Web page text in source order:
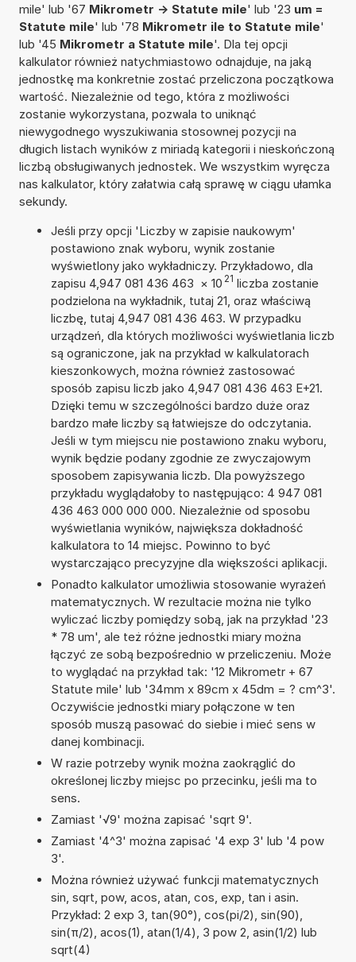
mile' lub '67 Mikrometr -> Statute mile' lub '23 um =
Statute mile' lub '78 Mikrometr ile to Statute mile'
lub '45 Mikrometr a Statute mile'. Dla tej opcji
kalkulator również natychmiastowo odnajduje, na jaką
jednostkę ma konkretnie zostać przeliczona początkowa
wartość. Niezależnie od tego, która z możliwości
zostanie wykorzystana, pozwala to uniknąć
niewygodnego wyszukiwania stosownej pozycji na
długich listach wyników z miriadą kategorii i nieskończoną
liczbą obsługiwanych jednostek. We wszystkim wyręcza
nas kalkulator, który załatwia całą sprawę w ciągu ułamka
sekundy.
Jeśli przy opcji 'Liczby w zapisie naukowym'
postawiono znak wyboru, wynik zostanie
wyświetlony jako wykładniczy. Przykładowo, dla
zapisu 4,947 081 436 463 × 10 21 liczba zostanie
podzielona na wykładnik, tutaj 21, oraz właściwą
liczbę, tutaj 4,947 081 436 463. W przypadku
urządzeń, dla których możliwości wyświetlania liczb
są ograniczone, jak na przykład w kalkulatorach
kieszonkowych, można również zastosować
sposób zapisu liczb jako 4,947 081 436 463 E+21.
Dzięki temu w szczególności bardzo duże oraz
bardzo małe liczby są łatwiejsze do odczytania.
Jeśli w tym miejscu nie postawiono znaku wyboru,
wynik będzie podany zgodnie ze zwyczajowym
sposobem zapisywania liczb. Dla powyższego
przykładu wyglądałoby to następująco: 4 947 081
436 463 000 000 000. Niezależnie od sposobu
wyświetlania wyników, największa dokładność
kalkulatora to 14 miejsc. Powinno to być
wystarczająco precyzyjne dla większości aplikacji.
Ponadto kalkulator umożliwia stosowanie wyrażeń
matematycznych. W rezultacie można nie tylko
wyliczać liczby pomiędzy sobą, jak na przykład '23
* 78 um', ale też różne jednostki miary można
łączyć ze sobą bezpośrednio w przeliczeniu. Może
to wyglądać na przykład tak: '12 Mikrometr + 67
Statute mile' lub '34mm x 89cm x 45dm = ? cm^3'.
Oczywiście jednostki miary połączone w ten
sposób muszą pasować do siebie i mieć sens w
danej kombinacji.
W razie potrzeby wynik można zaokrąglić do
określonej liczby miejsc po przecinku, jeśli ma to
sens.
Zamiast '√9' można zapisać 'sqrt 9'.
Zamiast '4^3' można zapisać '4 exp 3' lub '4 pow
3'.
Można również używać funkcji matematycznych
sin, sqrt, pow, acos, atan, cos, exp, tan i asin.
Przykład: 2 exp 3, tan(90°), cos(pi/2), sin(90),
sin(π/2), acos(1), atan(1/4), 3 pow 2, asin(1/2) lub
sqrt(4)